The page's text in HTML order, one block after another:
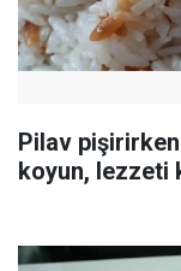
Pilav
koyun, lezzeti